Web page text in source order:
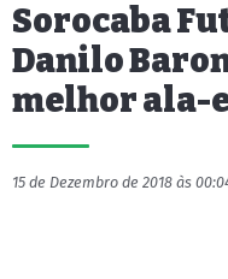
Sorocaba
Danilo
melhor ala-
15 de Dezembro de 2018 às